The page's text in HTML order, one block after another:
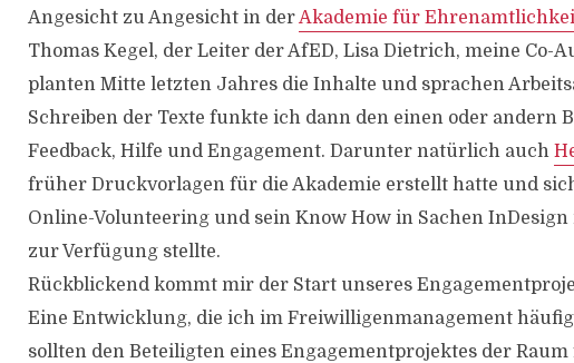
Angesicht zu Angesicht in derAkademie für
Thomas Kegel, der Leiter der AfED, Lisa Dietrich, meine Co-
planten Mitte letzten Jahres die Inhalte und sprachen
Schreiben der Texte funkte ich dann den einen oder andern
Feedback, Hilfe und Engagement. Darunter natürlich auch
früher Druckvorlagen für die Akademie erstellt hatte und
Online-Volunteering und sein Know How in Sachen
zur Verfügung stellte.
Rückblickend kommt mir der Start unseres
Eine Entwicklung, die ich im Freiwilligenmanagement
sollten den Beteiligten eines Engagementprojektes der